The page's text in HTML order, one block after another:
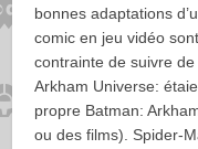
bonnes adaptations
comic en jeu vidéo
contrainte de suivre
Arkham Universe:
propre Batman:
ou des films). Spider-